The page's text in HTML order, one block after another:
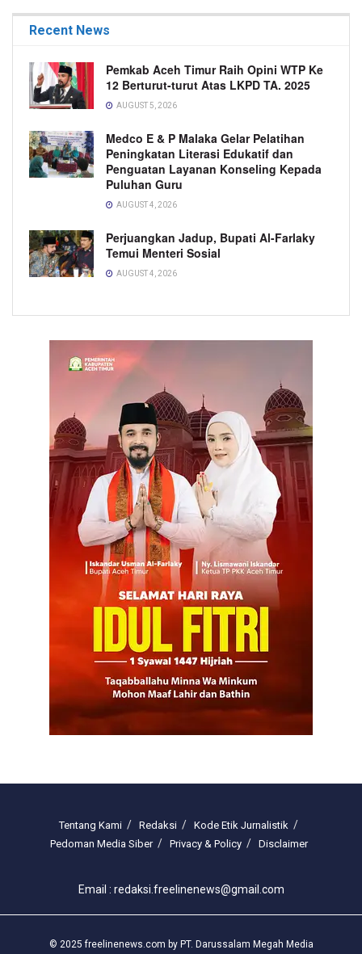
Recent News
Pemkab Aceh Timur Raih Opini WTP Ke
12 Berturut-turut Atas LKPD TA. 2025
AUGUST 5, 2026
Medco E & P Malaka Gelar Pelatihan
Peningkatan Literasi Edukatif dan
Penguatan Layanan Konseling Kepada
Puluhan Guru
AUGUST 4, 2026
Perjuangkan Jadup, Bupati Al-Farlaky
Temui Menteri Sosial
AUGUST 4, 2026
Tentang Kami Redaksi
Kode Etik Jurnalistik
Pedoman Media Siber
Privacy & Policy Disclaimer
Email : redaksi.freelinenews@gmail.com
© 2025 freelinenews.com by PT. Darussalam Megah Media